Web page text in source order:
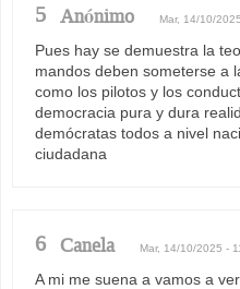
5 Anónimo Mar, 14/10/
Pues hay se demuestra la
mandos deben someterse a
como los pilotos y los
democracia pura y dura
demócratas todos a nivel
ciudadana
6 Canela Mar, 14/10/2025 -
A mi me suena a vamos a